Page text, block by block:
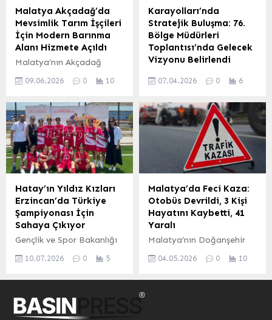
artış gösterdi. Bu durum,
kentin su güvencesi
açısından olumlu bir
gelişme olarak
değerlendiriliyor. Aktif
Kullanılabilir Su Miktarında
Büyük Artış Aktif olarak
trafik kurallarına uyumunu
ölçen bu önemli
sınavlarda, denetim ve
incelemeler de aralıksız
olarak sürdürülüyor.
Kırıkkale İl Millî Eğitim
Müdürü Rahmi Güney,
parkurunu ve güzergahını
bizzat yerinde...
Malatya Akçadağ’da
Mevsimlik Tarım İşçileri
İçin Modern Barınma
Alanı Hizmete Açıldı
Malatya’nın Akçadağ
işçilerinin yaşam
hedefleyen METİP Geçici
Barınma Alanı, düzenlenen
törenle hizmete girdi.
Açılışa Malatya Büyükşehir
Belediye Başkanı Sami
Er’in yanı sıra ilgili
bakanlık ve uluslararası
kuruluşlardan temsilciler
katıldı. Törende, 6 Şubat
depremlerinin ardından
Malatya’nın yeniden
yapılanma sürecine ve
bölgenin kalkınmasına
Sami...
09.06.2026 0 10
Karayolları’nda
Stratejik Buluşma: 76.
Bölge Müdürleri
Toplantısı’nda Gelecek
Vizyonu Belirlendi
Müdürlüğü’nün ev
76. Bölge Müdürleri
Toplantısı, ulaştırma
altyapısının geleceğine ışık
tuttu. Toplantıya,
Ulaştırma ve Altyapı
Bakanı Abdulkadir
Uraloğlu’nun yanı sıra eski
Kars Milletvekili Ahmet
Arslan, AK Parti Kars
Milletvekili Adem Çalkın ve
bürokrat ile kurum
yetkilileri katıldı. Türkiye
ve...
07.04.2026 0 6
Hatay’ın Yıldız Kızları
Erzincan’da Türkiye
Şampiyonası İçin
Sahaya Çıkıyor
Gençlik ve Spor Bakanlığı
edilen Anadolu Yıldızlar
gösterdiği üstün
performansla dikkatleri
10.07.2026 0 5
Malatya’da Feci Kaza:
Otobüs Devrildi, 3 Kişi
Hayatını Kaybetti, 41
Yaralı
Malatya’nın Doğanşehir
trafik kazasında yolcu
04.05.2026 0 10